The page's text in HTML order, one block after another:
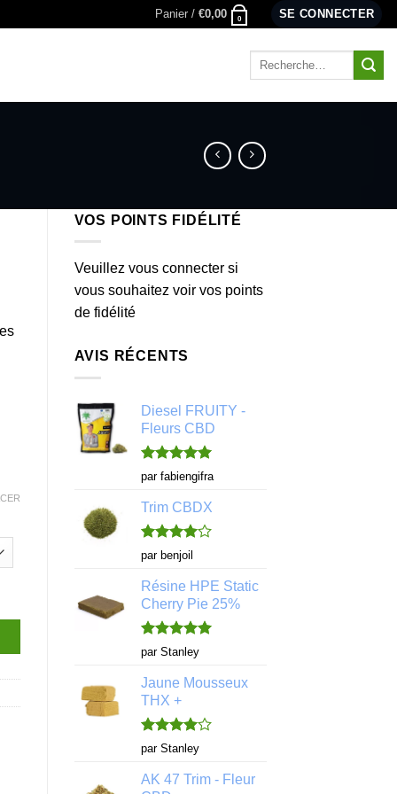
Panier / €0,00 0 SE CONNECTER
Recherche
VOS POINTS FIDÉLITÉ
Veuillez vous connecter si
vous souhaitez voir vos points
de fidélité
AVIS RÉCENTS
Diesel FRUITY -
Fleurs CBD
Note5sur
5
par fabiengifra
Trim CBDX
Note4
sur 5
par benjoil
Résine HPE Static
Cherry Pie 25%
Note5sur
5
par Stanley
Jaune Mousseux
THX +
Note4
sur 5
par Stanley
AK 47 Trim - Fleur